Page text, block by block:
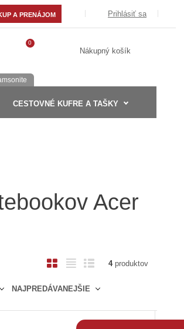
A PRENÁJOM Prihlásiť sa
0
Nákupný košík
CESTOVNÉ KUFRE A TAŠKY
Acer
NAJPREDÁVANEJŠIE
r
T
b
ľ
a
k
4produktov